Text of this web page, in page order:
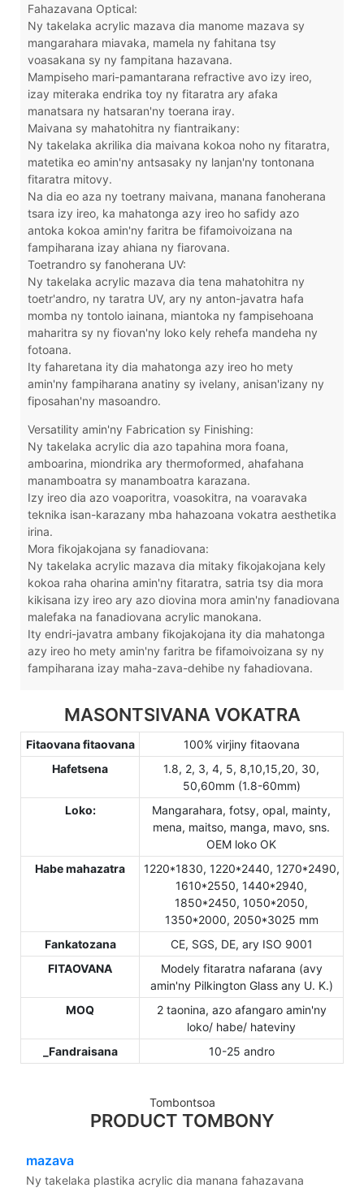
Fahazavana Optical:
Ny takelaka acrylic mazava dia manome mazava sy
mangarahara miavaka, mamela ny fahitana tsy
voasakana sy ny fampitana hazavana.
Mampiseho mari-pamantarana refractive avo izy ireo,
izay miteraka endrika toy ny fitaratra ary afaka
manatsara ny hatsaran'ny toerana iray.
Maivana sy mahatohitra ny fiantraikany:
Ny takelaka akrilika dia maivana kokoa noho ny fitaratra,
matetika eo amin'ny antsasaky ny lanjan'ny tontonana
fitaratra mitovy.
Na dia eo aza ny toetrany maivana, manana fanoherana
tsara izy ireo, ka mahatonga azy ireo ho safidy azo
antoka kokoa amin'ny faritra be fifamoivoizana na
fampiharana izay ahiana ny fiarovana.
Toetrandro sy fanoherana UV:
Ny takelaka acrylic mazava dia tena mahatohitra ny
toetr'andro, ny taratra UV, ary ny anton-javatra hafa
momba ny tontolo iainana, miantoka ny fampisehoana
maharitra sy ny fiovan'ny loko kely rehefa mandeha ny
fotoana.
Ity faharetana ity dia mahatonga azy ireo ho mety
amin'ny fampiharana anatiny sy ivelany, anisan'izany ny
fiposahan'ny masoandro.
Versatility amin'ny Fabrication sy Finishing:
Ny takelaka acrylic dia azo tapahina mora foana,
amboarina, miondrika ary thermoformed, ahafahana
manamboatra sy manamboatra karazana.
Izy ireo dia azo voaporitra, voasokitra, na voaravaka
teknika isan-karazany mba hahazoana vokatra aesthetika
irina.
Mora fikojakojana sy fanadiovana:
Ny takelaka acrylic mazava dia mitaky fikojakojana kely
kokoa raha oharina amin'ny fitaratra, satria tsy dia mora
kikisana izy ireo ary azo diovina mora amin'ny fanadiovana
malefaka na fanadiovana acrylic manokana.
Ity endri-javatra ambany fikojakojana ity dia mahatonga
azy ireo ho mety amin'ny faritra be fifamoivoizana sy ny
fampiharana izay maha-zava-dehibe ny fahadiovana.
MASONTSIVANA VOKATRA
Fitaovana fitaovana
100% virjiny fitaovana
Hafetsena
1.8, 2, 3, 4, 5, 8,10,15,20, 30,
50,60mm (1.8-60mm)
Loko:
Mangarahara, fotsy, opal, mainty,
mena, maitso, manga, mavo, sns.
OEM loko OK
Habe mahazatra
1220*1830, 1220*2440, 1270*2490,
1610*2550, 1440*2940,
1850*2450, 1050*2050,
1350*2000, 2050*3025 mm
Fankatozana
CE, SGS, DE, ary ISO 9001
FITAOVANA
Modely fitaratra nafarana (avy
amin'ny Pilkington Glass any U. K.)
MOQ
2 taonina, azo afangaro amin'ny
loko/ habe/ hateviny
_Fandraisana
10-25 andro
Tombontsoa
PRODUCT TOMBONY
mazava
Ny takelaka plastika acrylic dia manana fahazavana